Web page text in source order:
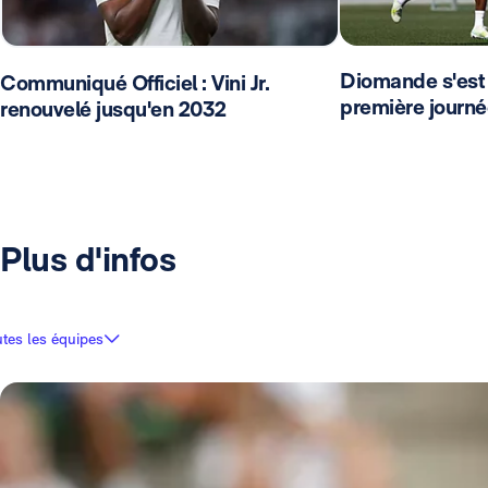
Communiqué Officiel : Vini Jr.
renouvelé jusqu'en 2032
Diomande
première
Plus d'infos
les équipes